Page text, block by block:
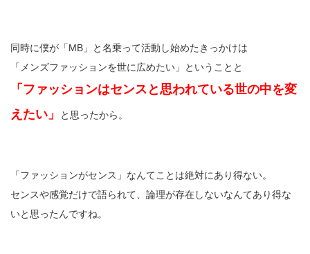
同時に僕が「MB」と名乗って活動し始めたきっかけは
「メンズファッションを世に広めたい」ということと
「ファッションはセンスと思われている世の中を変
えたい」
と思ったから。
「ファッションがセンス」なんてことは絶対にあり得ない。
センスや感覚だけで語られて、論理が存在しないなんてあり得な
いと思ったんですね。